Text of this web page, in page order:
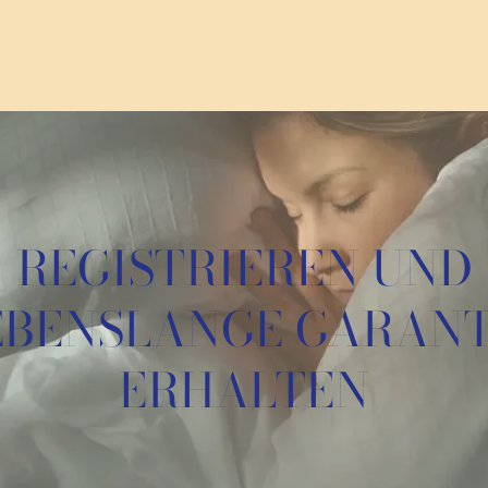
REGISTRIEREN UND
ERHALTEN